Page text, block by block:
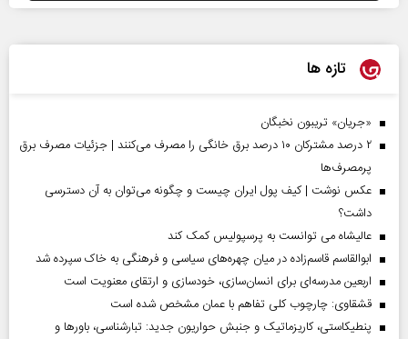
تازه ها
«جریان» تریبون نخبگان
۲ درصد مشترکان ۱۰ درصد برق خانگی را مصرف می‌کنند | جزئیات مصرف برق
پرمصرف‌ها
عکس نوشت | کیف پول ایران چیست و چگونه می‌توان به آن دسترسی
داشت؟
عالیشاه می توانست به پرسپولیس کمک کند
ابوالقاسم قاسم‌زاده در میان چهره‌های سیاسی و فرهنگی به خاک سپرده شد
اربعین مدرسه‌ای برای انسان‌سازی، خودسازی و ارتقای معنویت است
قشقاوی: چارچوب کلی تفاهم با عمان مشخص شده است
پنطیکاستی، کاریزماتیک و جنبش حواریون جدید: تبارشناسی، باور‌ها و